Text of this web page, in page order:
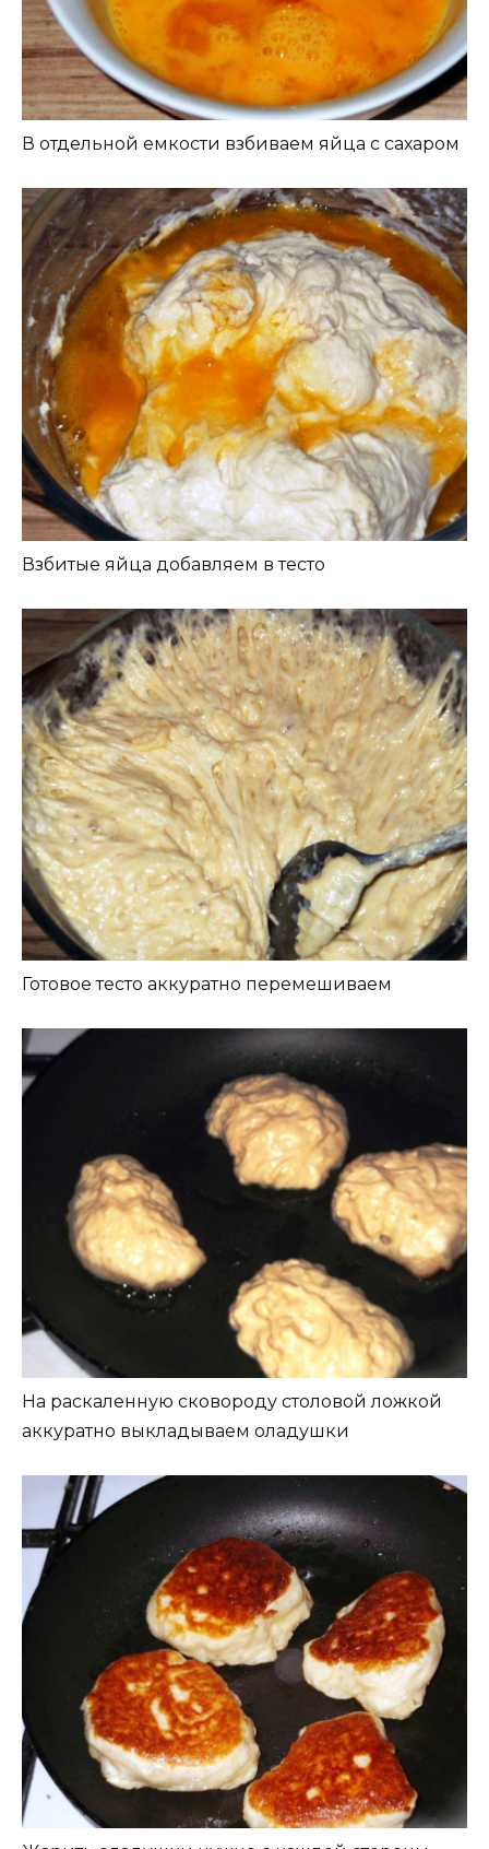
В отдельной емкости взбиваем яйца с сахаром
Взбитые яйца добавляем в тесто
Готовое тесто аккуратно перемешиваем
На раскаленную сковороду столовой ложкой
аккуратно выкладываем оладушки